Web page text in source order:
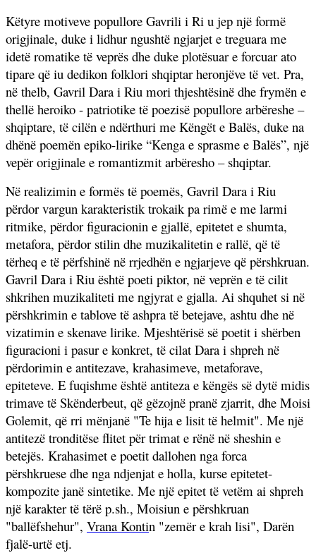
Këtyre motiveve popullore Gavrili i Ri u jep një formë
origjinale, duke i lidhur ngushtë ngjarjet e treguara me
idetë romatike të veprës dhe duke plotësuar e forcuar ato
tipare që iu dedikon folklori shqiptar heronjëve të vet. Pra,
në thelb, Gavril Dara i Riu mori thjeshtësinë dhe frymën e
thellë heroiko - patriotike të poezisë popullore arbëreshe –
shqiptare, të cilën e ndërthuri me Këngët e Balës, duke na
dhënë poemën epiko-lirike “Kenga e sprasme e Balës”, një
vepër origjinale e romantizmit arbëresho – shqiptar.
Në realizimin e formës të poemës, Gavril Dara i Riu
përdor vargun karakteristik trokaik pa rimë e me larmi
ritmike, përdor figuracionin e gjallë, epitetet e shumta,
metafora, përdor stilin dhe muzikalitetin e rallë, që të
tërheq e të përfshinë në rrjedhën e ngjarjeve që përshkruan.
Gavril Dara i Riu është poeti piktor, në veprën e të cilit
shkrihen muzikaliteti me ngjyrat e gjalla. Ai shquhet si në
përshkrimin e tablove të ashpra të betejave, ashtu dhe në
vizatimin e skenave lirike. Mjeshtërisë së poetit i shërben
figuracioni i pasur e konkret, të cilat Dara i shpreh në
përdorimin e antitezave, krahasimeve, metaforave,
epiteteve. E fuqishme është antiteza e këngës së dytë midis
trimave të Skënderbeut, që gëzojnë pranë zjarrit, dhe Moisi
Golemit, që rri mënjanë "Te hija e lisit të helmit". Me një
antitezë tronditëse flitet për trimat e rënë në sheshin e
betejës. Krahasimet e poetit dallohen nga forca
përshkruese dhe nga ndjenjat e holla, kurse epitetet-
kompozite janë sintetike. Me një epitet të vetëm ai shpreh
një karakter të tërë p.sh., Moisiun e përshkruan
"ballëfshehur", Vrana Kontin "zemër e krah lisi", Darën
fjalë-urtë etj.